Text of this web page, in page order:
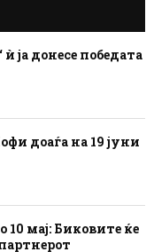
ја донесе победата
доаѓа на 19 јуни
10 мај: Биковите ќе